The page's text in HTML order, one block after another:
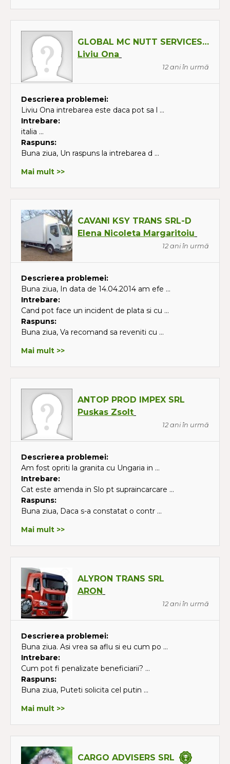
GLOBAL MC NUTT SERVICES SRL
Liviu Ona
12 ani în urmă
Descrierea problemei:
Liviu Ona intrebarea este daca pot sa l ...
Intrebare:
italia ...
Raspuns:
Buna ziua, Un raspuns la intrebarea d ...
Mai mult >>
CAVANI KSY TRANS SRL-D
Elena Nicoleta Margaritoiu
12 ani în urmă
Descrierea problemei:
Buna ziua, In data de 14.04.2014 am efe ...
Intrebare:
Cand pot face un incident de plata si cu ...
Raspuns:
Buna ziua, Va recomand sa reveniti cu ...
Mai mult >>
ANTOP PROD IMPEX SRL
Puskas Zsolt
12 ani în urmă
Descrierea problemei:
Am fost opriti la granita cu Ungaria in ...
Intrebare:
Cat este amenda in Slo pt supraincarcare ...
Raspuns:
Buna ziua, Daca s-a constatat o contr ...
Mai mult >>
ALYRON TRANS SRL
ARON
12 ani în urmă
Descrierea problemei:
Buna ziua. Asi vrea sa aflu si eu cum po ...
Intrebare:
Cum pot fi penalizate beneficiarii? ...
Raspuns:
Buna ziua, Puteti solicita cel putin ...
Mai mult >>
CARGO ADVISERS SRL